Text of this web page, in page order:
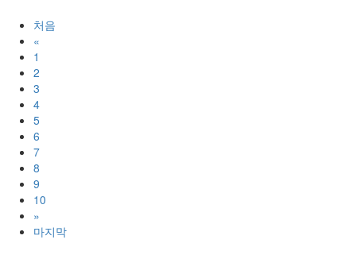
처음
«
1
2
3
4
5
6
7
8
9
10
»
마지막